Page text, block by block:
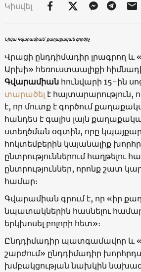
Կիսվել
Նիկա Գվարամիան՝ քաղաքական գործիչ
Վրացի ընդդիմադիր լրագրող
Արխի» հեռուստաալիքի
Գվարամիան հունվարի 15-ին
տարածել է հայտարարություն,
է, որ մուտք է գործում
հանդես է գալիս լայն
ստեղծման օգտին, որը
հոկտեմբերին կայանալիք
ընտրություններում հաղթելու
ընտրություններ, որոնք շատ
համար։
Գվարամիան գրում է, որ «իր
նպատակներին հասնելու
երկխոսել բոլորի հետ»։
Ընդդիմադիր պատգամավոր և
շարժում» ընդդիմադիր
խմբակցության նախկին